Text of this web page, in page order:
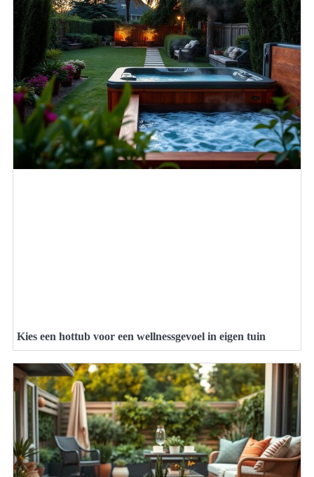
Kies een hottub voor een wellnessgevoel in eigen tuin